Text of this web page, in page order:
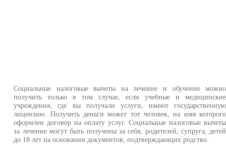
Социальные налоговые вычеты на лечение и обучение можно
получить только в том случае, если учебные и медицинские
учреждения, где вы получали услуги, имеют государственную
лицензию. Получить деньги может тот человек, на имя которого
оформлен договор на оплату услуг. Социальные налоговые вычеты
за лечение могут быть получены за себя, родителей, супруга, детей
до 18 лет на основании документов, подтверждающих родство.